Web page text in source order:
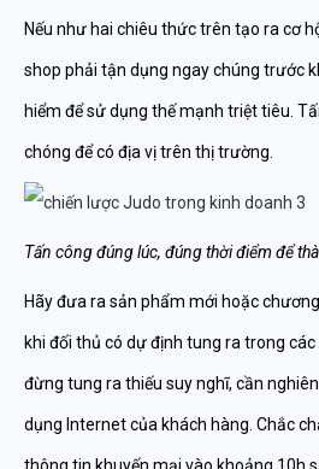
Nếu như hai chiêu thức trên tạo ra cơ
shop phải tận dụng ngay chúng trước
hiểm để sử dụng thế mạnh triệt tiêu.
chóng để có địa vị trên thị trường.
Tấn công đúng lúc, đúng thời điểm để
Hãy đưa ra sản phẩm mới hoặc
khi đối thủ có dự định tung ra trong các
đừng tung ra thiếu suy nghĩ, cần
dụng Internet của khách hàng. Chắc